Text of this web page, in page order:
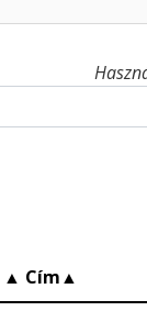
▲ Cím▲